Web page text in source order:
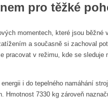
pro těžké
momentech, které jsou
a současně si zachoval
pracovat v režimu, kde se
i do tepelného namáhání
7330 kg zároveň